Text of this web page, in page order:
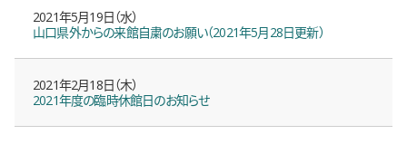
2021年5月19日（水）
山口県外からの来館自粛のお願い（2021年5月28日更新）
2021年2月18日（木）
2021年度の臨時休館日のお知らせ